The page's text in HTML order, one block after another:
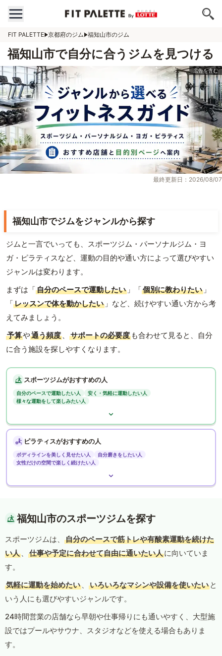
FIT PALETTE 京都府のジム 福知山市のジム
福知山市で自分に合うジムを見つける
最終更新日：2026/08/07
福知山市でジムをジャンルから探す
ジムと一言でいっても、スポーツジム・パーソナルジム・ヨ
ガ・ピラティスなど、運動の目的や通い方によって選びやすい
ジャンルは変わります。
まずは「自分のペースで運動したい 」「個別に教わりたい 」
「レッスンで体を動かしたい 」など、続けやすい通い方から考
えてみましょう。
予算や通う頻度 、 サポートの必要度 も合わせて見ると、自分
に合う施設を探しやすくなります。
スポーツジムがおすすめの人
自分のペースで運動したい人
安く・気軽に運動したい人
様々な運動をして楽しみたい人
ピラティスがおすすめの人
ボディラインを美しく見せたい人
自分磨きをしたい人
女性だけの空間で楽しく続けたい人
福知山市のスポーツジムを探す
スポーツジムは、
自分のペースで筋トレや有酸素運動を続けた
い人 、 仕事や予定に合わせて自由に通いたい人に向いていま
す。
気軽に運動を始めたい 、 いろいろなマシンや設備を使いたい と
いう人にも選びやすいジャンルです。
24時間営業の店舗なら早朝や仕事帰りにも通いやすく、大型施
設ではプールやサウナ、スタジオなどを使える場合もありま
す。